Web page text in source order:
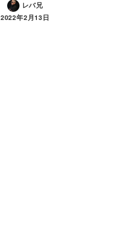
レバ兄
2022年2月13日